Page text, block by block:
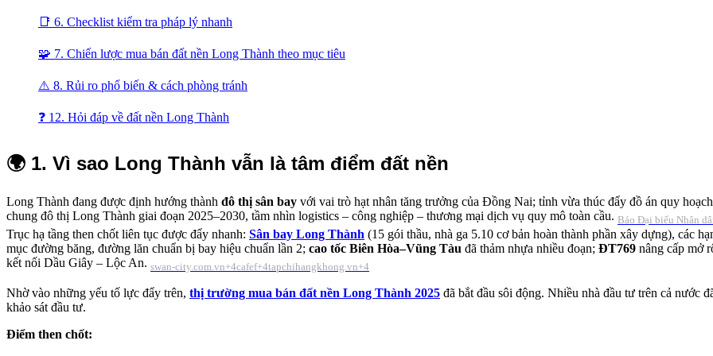
📑 6. Checklist kiểm tra pháp lý nhanh
🧩 7. Chiến lược mua bán đất nền Long Thành theo mục tiêu
⚠️ 8. Rủi ro phổ biến & cách phòng tránh
❓ 12. Hỏi đáp về đất nền Long Thành
🌍 1. Vì sao Long Thành vẫn là tâm điểm đất nền
Long Thành đang được định hướng thành đô thị sân bay với vai trò hạt nhân tăng trưởng của Đồng Nai; tỉnh vừa thúc đẩy đồ án quy hoạch
chung đô thị Long Thành giai đoạn 2025–2030, tầm nhìn logistics – công nghiệp – thương mại dịch vụ quy mô toàn cầu. Báo Đại biểu Nhân
Trục hạ tầng then chốt liên tục được đẩy nhanh: Sân bay Long Thành (15 gói thầu, nhà ga 5.10 cơ bản hoàn thành phần xây dựng), các
mục đường băng, đường lăn chuẩn bị bay hiệu chuẩn lần 2; cao tốc Biên Hòa–Vũng Tàu đã thảm nhựa nhiều đoạn; ĐT769 nâng cấp mở
kết nối Dầu Giây – Lộc An. swan-city.com.vn+4cafef+4tapchihangkhong.vn+4
Nhờ vào những yếu tố lực đẩy trên, thị trường mua bán đất nền Long Thành 2025 đã bắt đầu sôi động. Nhiều nhà đầu tư trên cả nước
khảo sát đầu tư.
Điểm then chốt: